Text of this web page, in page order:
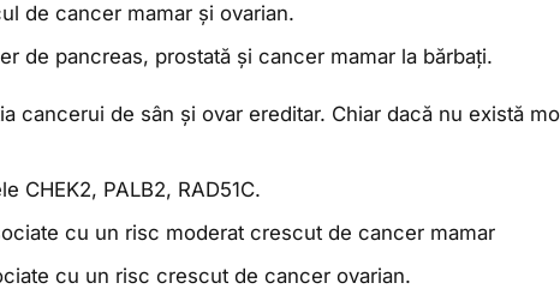
de cancer mamar și ovarian.
de pancreas, prostată și cancer mamar la bărbați.
cancerui de sân și ovar ereditar. Chiar dacă nu există
CHEK2, PALB2, RAD51C.
cu un risc moderat crescut de cancer mamar
cu un risc crescut de cancer ovarian.